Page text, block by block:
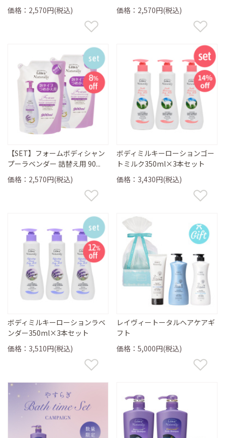
価格：2,570円(税込)
価格：2,570円(税込)
【SET】フォームボディシャン
プーラベンダー 詰替え用 90...
価格：2,570円(税込)
ボディミルキーローションゴー
トミルク350ml×3本セット
価格：3,430円(税込)
ボディミルキーローションラベ
ンダー350ml×3本セット
価格：3,510円(税込)
レイヴィートータルヘアケアギ
フト
価格：5,000円(税込)